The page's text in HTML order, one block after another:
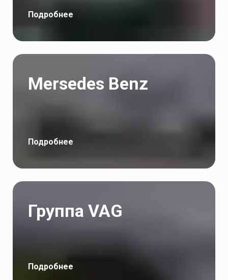
Подробнее
Mersedes Benz
Подробнее
Группа VAG
Подробнее